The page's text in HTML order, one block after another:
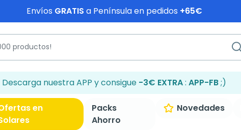
Envíos GRATIS a Península en pedidos +65€
Descarga nuestra APP y consigue -3€ EXTRA: APP-FB;)
en
Packs
Ahorro
Novedades